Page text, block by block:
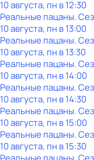
10 августа, пн в 12:30
Реальные пацаны.
10 августа, пн в 13:00
Реальные пацаны.
10 августа, пн в 13:30
Реальные пацаны.
10 августа, пн в 14:00
Реальные пацаны.
10 августа, пн в 14:30
Реальные пацаны.
10 августа, пн в 15:00
Реальные пацаны.
10 августа, пн в 15:30